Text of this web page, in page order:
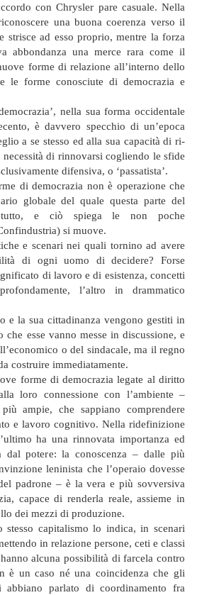
con Chrysler pare casuale. Nella
una buona coerenza verso il
strisce ad esso proprio, mentre la forza
abbondanza una merce rara come il
forme di relazione all’interno dello
le forme conosciute di democrazia e
nella sua forma occidentale
è davvero specchio di un’epoca
a se stesso ed alla sua capacità di ri-
di rinnovarsi cogliendo le sfide
difensiva, o ‘passatista’.
di democrazia non è operazione che
globale del quale questa parte del
tutto, e ciò spiega le non poche
si muove.
e scenari nei quali tornino ad avere
di ogni uomo di decidere? Forse
di lavoro e di esistenza, concetti
l’altro in drammatico
e la sua cittadinanza vengono gestiti in
esse vanno messe in discussione, e
o del sindacale, ma il regno
costruire immediatamente.
forme di democrazia legate al diritto
loro connessione con l’ambiente –
ampie, che sappiano comprendere
e lavoro cognitivo. Nella ridefinizione
ha una rinnovata importanza ed
dal potere: la conoscenza – dalle più
leninista che l’operaio dovesse
padrone – è la vera e più sovversiva
capace di renderla reale, assieme in
dei mezzi di produzione.
capitalismo lo indica, in scenari
in relazione persone, ceti e classi
alcuna possibilità di farcela contro
è un caso né una coincidenza che gli
abbiano parlato di coordinamento fra